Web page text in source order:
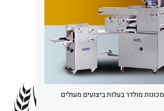
מכונות מולדר בעלות ביצועים מעולים